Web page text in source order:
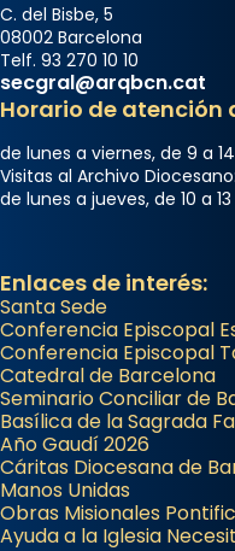
C. del Bisbe, 5
08002 Barcelona
Telf. 93 270 10 10
secgral@arqbcn.cat
Horario de atención
de lunes a viernes, de 9 a
Visitas al Archivo Diocesano:
de lunes a jueves, de 10 a 13
Enlaces de interés:
Santa Sede
Conferencia Episcopal
Conferencia Episcopal
Catedral de Barcelona
Seminario Conciliar de
Basílica de la Sagrada
Año Gaudí 2026
Cáritas Diocesana de
Manos Unidas
Obras Misionales
Ayuda a la Iglesia